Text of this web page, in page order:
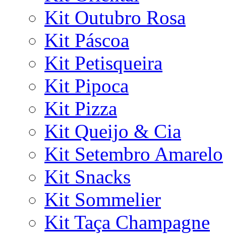
Kit Outubro Rosa
Kit Páscoa
Kit Petisqueira
Kit Pipoca
Kit Pizza
Kit Queijo & Cia
Kit Setembro Amarelo
Kit Snacks
Kit Sommelier
Kit Taça Champagne